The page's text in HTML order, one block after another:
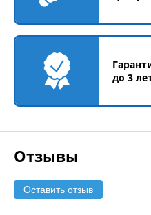
до 3
Отзывы
Оставить отзыв